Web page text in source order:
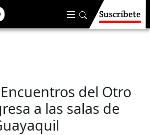
Suscríbete
del Otro
a las salas de